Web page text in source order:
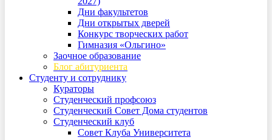
Дни факультетов
Дни открытых дверей
Конкурс творческих работ
Гимназия «Ольгино»
Заочное образование
Блог абитуриента
Студенту и сотруднику
Кураторы
Студенческий профсоюз
Студенческий Совет Дома студентов
Студенческий клуб
Совет Клуба Университета